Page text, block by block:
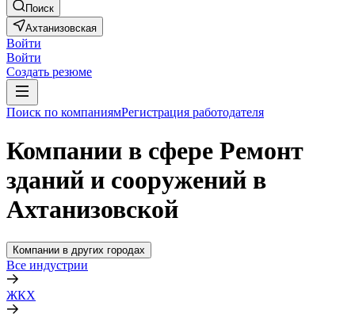
Поиск
Ахтанизовская
Войти
Войти
Создать резюме
Поиск по компаниямРегистрация работодателя
Компании в сфере Ремонт
зданий и сооружений в
Ахтанизовской
Компании в других городах
Все индустрии
ЖКХ